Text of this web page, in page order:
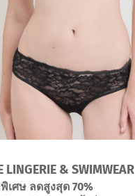
LINGERIE & SWIMWEAR
เศษ ลดสูงสุด 70%